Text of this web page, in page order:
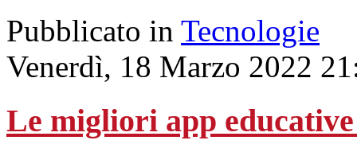
Pubblicato in Tecnologie
Venerdì, 18 Marzo 2022
Le migliori app